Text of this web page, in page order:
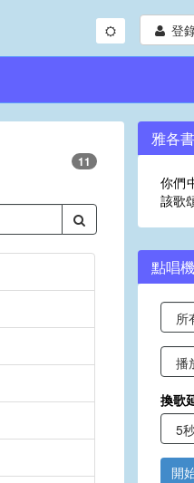
登
11
雅各
你們
該歌
點唱機
換歌
開